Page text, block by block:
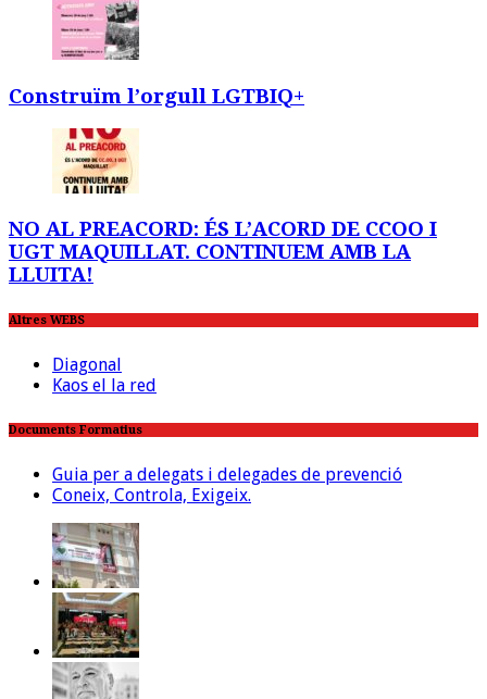
Construïm l’orgull LGTBIQ+
NO AL PREACORD: ÉS L’ACORD DE CCOO I
UGT MAQUILLAT. CONTINUEM AMB LA
LLUITA!
Altres WEBS
Diagonal
Kaos el la red
Documents Formatius
Guia per a delegats i delegades de prevenció
Coneix, Controla, Exigeix.